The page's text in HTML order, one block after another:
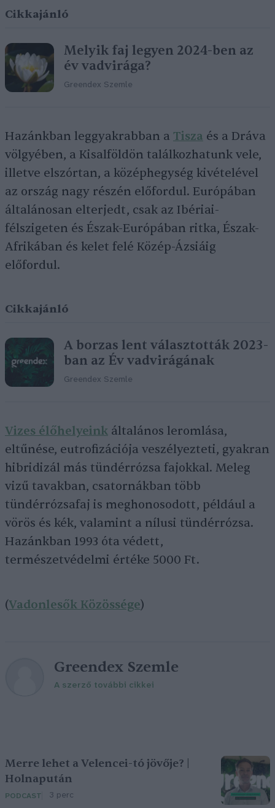
Cikkajánló
Melyik faj legyen 2024-ben az
év vadvirága?
Greendex Szemle
Hazánkban leggyakrabban a Tisza és a Dráva
völgyében, a Kisalföldön találkozhatunk vele,
illetve elszórtan, a középhegység kivételével
az ország nagy részén előfordul. Európában
általánosan elterjedt, csak az Ibériai-
félszigeten és Észak-Európában ritka, Észak-
Afrikában és kelet felé Közép-Ázsiáig
előfordul.
Cikkajánló
A borzas lent választották 2023-
ban az Év vadvirágának
Greendex Szemle
Vizes élőhelyeink általános leromlása,
eltűnése, eutrofizációja veszélyezteti, gyakran
hibridizál más tündérrózsa fajokkal. Meleg
vizű tavakban, csatornákban több
tündérrózsafaj is meghonosodott, például a
vörös és kék, valamint a nílusi tündérrózsa.
Hazánkban 1993 óta védett,
természetvédelmi értéke 5000 Ft.
(Vadonlesők Közössége)
Greendex Szemle
A szerző további cikkei
Merre lehet a Velencei-tó jövője? |
Holnapután
PODCAST 3 perc